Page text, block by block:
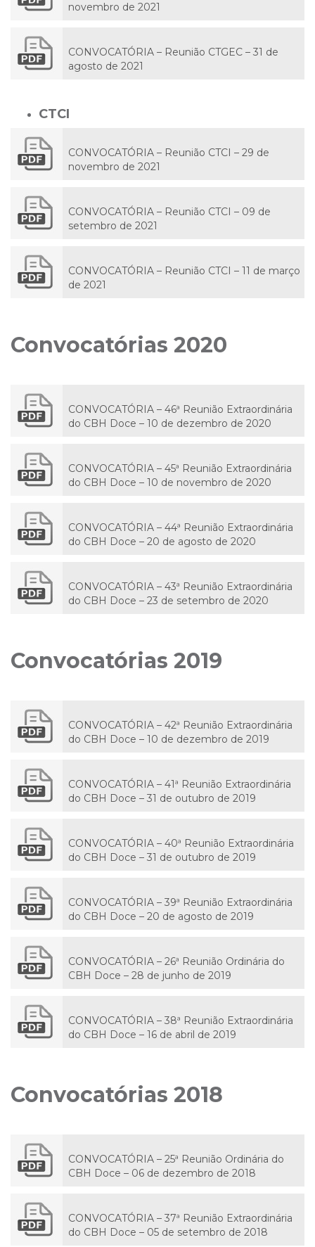
novembro de 2021
CONVOCATÓRIA – Reunião CTGEC – 31 de
agosto de 2021
CTCI
CONVOCATÓRIA – Reunião CTCI – 29 de
novembro de 2021
CONVOCATÓRIA – Reunião CTCI – 09 de
setembro de 2021
CONVOCATÓRIA – Reunião CTCI – 11 de março
de 2021
Convocatórias 2020
CONVOCATÓRIA – 46ª Reunião Extraordinária
do CBH Doce – 10 de dezembro de 2020
CONVOCATÓRIA – 45ª Reunião Extraordinária
do CBH Doce – 10 de novembro de 2020
CONVOCATÓRIA – 44ª Reunião Extraordinária
do CBH Doce – 20 de agosto de 2020
CONVOCATÓRIA – 43ª Reunião Extraordinária
do CBH Doce – 23 de setembro de 2020
Convocatórias 2019
CONVOCATÓRIA – 42ª Reunião Extraordinária
do CBH Doce – 10 de dezembro de 2019
CONVOCATÓRIA – 41ª Reunião Extraordinária
do CBH Doce – 31 de outubro de 2019
CONVOCATÓRIA – 40ª Reunião Extraordinária
do CBH Doce – 31 de outubro de 2019
CONVOCATÓRIA – 39ª Reunião Extraordinária
do CBH Doce – 20 de agosto de 2019
CONVOCATÓRIA – 26ª Reunião Ordinária do
CBH Doce – 28 de junho de 2019
CONVOCATÓRIA – 38ª Reunião Extraordinária
do CBH Doce – 16 de abril de 2019
Convocatórias 2018
CONVOCATÓRIA – 25ª Reunião Ordinária do
CBH Doce – 06 de dezembro de 2018
CONVOCATÓRIA – 37ª Reunião Extraordinária
do CBH Doce – 05 de setembro de 2018